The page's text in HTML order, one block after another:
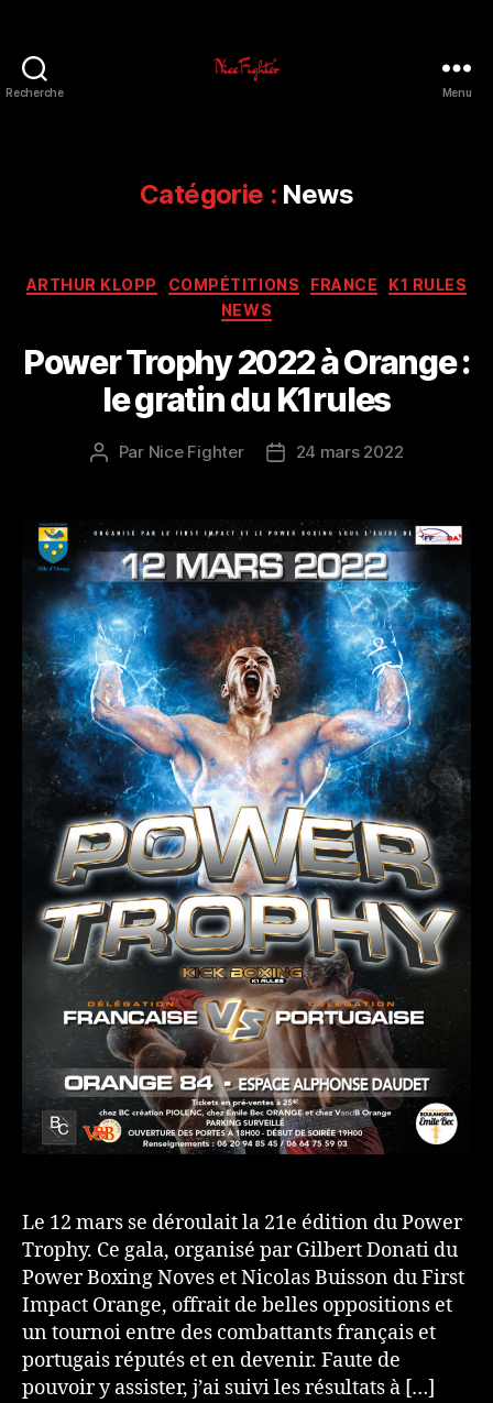
Recherche Menu
Catégorie : News
Catégories
ARTHUR KLOPP COMPÉTITIONS FRANCE
K1 RULES
NEWS
Power Trophy 2022 à Orange :
le gratin du K1rules
Auteur
Par Nice Fighter
Date24 mars 2022
Le 12 mars se déroulait la 21e édition du Power
Trophy. Ce gala, organisé par Gilbert Donati du
Power Boxing Noves et Nicolas Buisson du First
Impact Orange, offrait de belles oppositions et
un tournoi entre des combattants français et
portugais réputés et en devenir. Faute de
pouvoir y assister, j’ai suivi les résultats à […]